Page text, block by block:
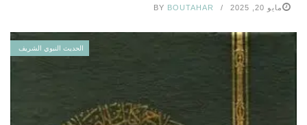
مايو 20, 2025 BY BOUTAHAR
الحديث النبوي الشريف